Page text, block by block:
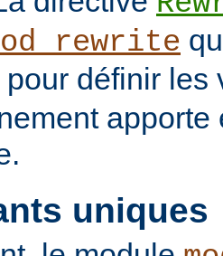
pour définir les
apporte
uniques